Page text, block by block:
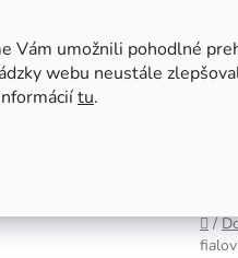
Vám umožnili pohodlné
webu neustále
tu.
/